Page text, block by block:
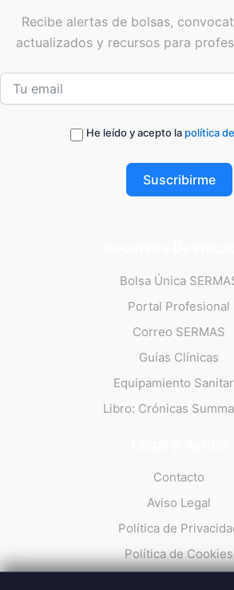
Recibe alertas de bolsas,
actualizados y recursos para
He leído y acepto la política
Suscribirme
Bolsa Única
Portal Profesional
Correo SERMAS
Guías Clínicas
Equipamiento
Libro: Crónicas
Contacto
Aviso Legal
Política de
Política de Cookies